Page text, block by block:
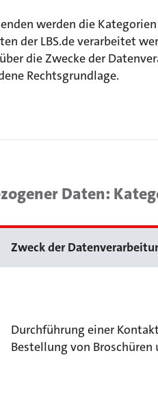
werden die
der LBS.de verarbeitet
die Zwecke der
Rechtsgrundlage.
Daten:
Zweck der
Durchführung einer
Bestellung von